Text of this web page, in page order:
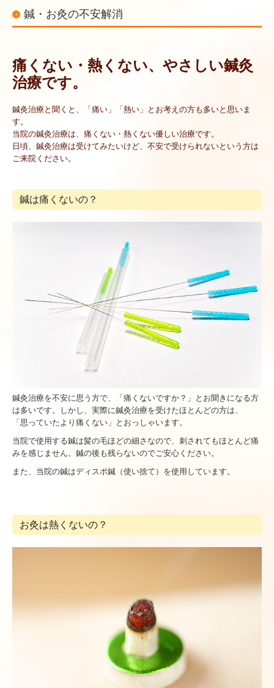
鍼・お灸の不安解消
痛くない・熱くない、やさしい鍼灸
治療です。
鍼灸治療と聞くと、「痛い」「熱い」とお考えの方も多いと思いま
す。
当院の鍼灸治療は、痛くない・熱くない優しい治療です。
日頃、鍼灸治療は受けてみたいけど、不安で受けられないという方は
ご来院ください。
鍼は痛くないの？
鍼灸治療を不安に思う方で、「痛くないですか？」とお聞きになる方
は多いです。しかし、実際に鍼灸治療を受けたほとんどの方は、
「思っていたより痛くない」とおっしゃいます。
当院で使用する鍼は髪の毛ほどの細さなので、刺されてもほとんど痛
みを感じません。鍼の後も残らないのでご安心ください。
また、当院の鍼はディスポ鍼（使い捨て）を使用しています。
お灸は熱くないの？